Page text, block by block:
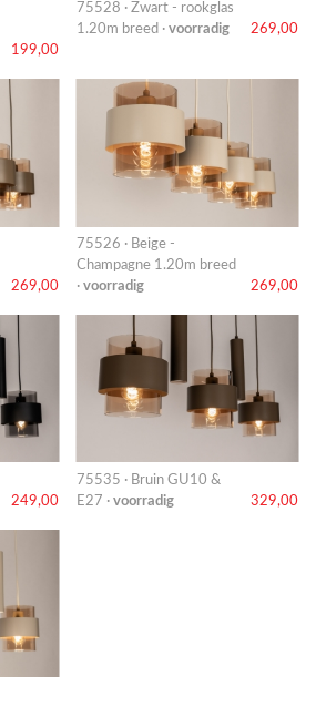
199,00
75528 · Zwart - rookglas
1.20m breed · voorradig 269,00
269,00
75526 · Beige -
Champagne 1.20m breed
· voorradig 269,00
249,00
75535 · Bruin GU10 &
E27 · voorradig 329,00